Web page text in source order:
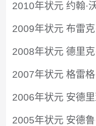
2010年状元 约翰·
2009年状元 布雷
2008年状元 德里
2007年状元 格雷
2006年状元 安德
2005年状元 安德